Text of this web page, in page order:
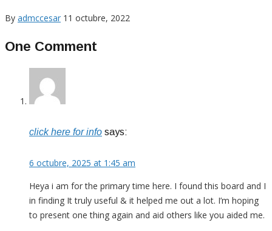
By admccesar 11 octubre, 2022
One Comment
click here for info says:
6 octubre, 2025 at 1:45 am
Heya i am for the primary time here. I found this board and I
in finding It truly useful & it helped me out a lot. I’m hoping
to present one thing again and aid others like you aided me.